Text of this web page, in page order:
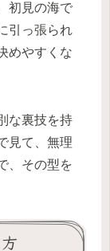
初見の海で
引っ張られ
めやすくな
な裏技を持
見て、無理
、その型を